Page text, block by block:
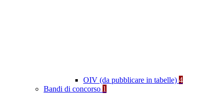
OIV (da pubblicare in tabelle) 4
Bandi di concorso 1